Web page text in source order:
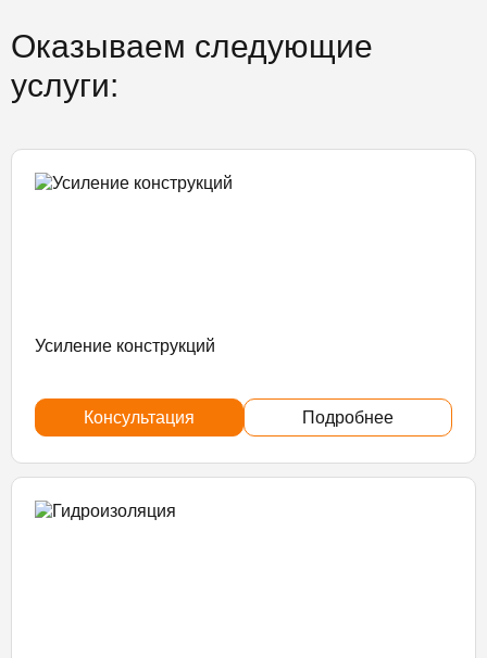
Оказываем следующие
услуги:
Усиление конструкций
Консультация Подробнее